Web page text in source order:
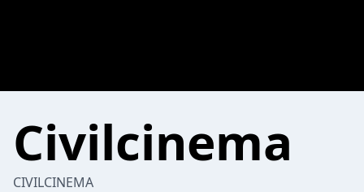
Civilcinema
CIVILCINEMA